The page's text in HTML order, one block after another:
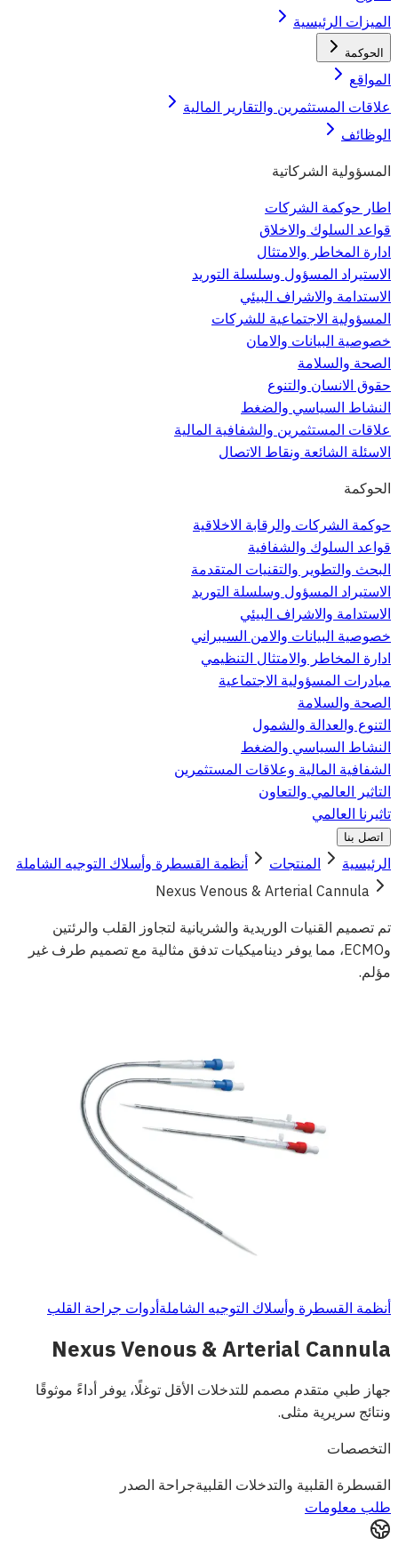
الميزات الرئيسية
الحوكمة
المواقع
علاقات المستثمرين والتقارير المالية
الوظائف
المسؤولية الشركاتية
اطار حوكمة الشركات
قواعد السلوك والاخلاق
ادارة المخاطر والامتثال
الاستيراد المسؤول وسلسلة التوريد
الاستدامة والاشراف البيئي
المسؤولية الاجتماعية للشركات
خصوصية البيانات والامان
الصحة والسلامة
حقوق الانسان والتنوع
النشاط السياسي والضغط
علاقات المستثمرين والشفافية المالية
الاسئلة الشائعة ونقاط الاتصال
الحوكمة
حوكمة الشركات والرقابة الاخلاقية
قواعد السلوك والشفافية
البحث والتطوير والتقنيات المتقدمة
الاستيراد المسؤول وسلسلة التوريد
الاستدامة والاشراف البيئي
خصوصية البيانات والامن السيبراني
ادارة المخاطر والامتثال التنظيمي
مبادرات المسؤولية الاجتماعية
الصحة والسلامة
التنوع والعدالة والشمول
النشاط السياسي والضغط
الشفافية المالية وعلاقات المستثمرين
التاثير العالمي والتعاون
تاثيرنا العالمي
اتصل بنا
الرئيسية المنتجات
أنظمة القسطرة وأسلاك التوجيه الشاملة
Nexus Venous & Arterial Cannula
تم تصميم القنيات الوريدية والشريانية لتجاوز القلب والرئتين
وECMO، مما يوفر ديناميكيات تدفق مثالية مع تصميم طرف غير
مؤلم.
أنظمة القسطرة وأسلاك التوجيه الشاملةأدوات جراحة القلب
Nexus Venous & Arterial Cannula
جهاز طبي متقدم مصمم للتدخلات الأقل توغلًا، يوفر أداءً موثوقًا
ونتائج سريرية مثلى.
التخصصات
القسطرة القلبية والتدخلات القلبيةجراحة الصدر
طلب معلومات